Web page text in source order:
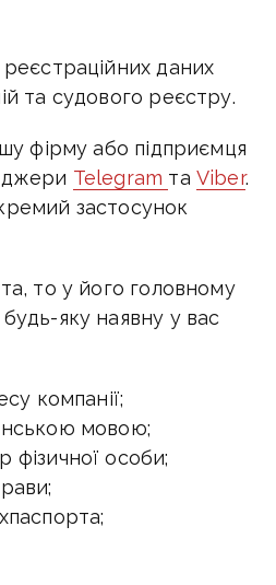
даних
та судового реєстру.
фірму або підприємця
Telegram та Viber.
застосунок
то у його головному
яку наявну у вас
компанії;
мовою;
особи;